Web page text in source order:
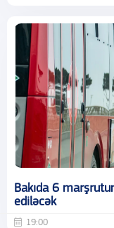
Bakıda 6
ediləcək
19:00